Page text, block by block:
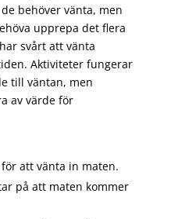
behöver vänta, men
upprepa det flera
svårt att vänta
Aktiviteter fungerar
till väntan, men
av värde för
att vänta in maten.
på att maten kommer